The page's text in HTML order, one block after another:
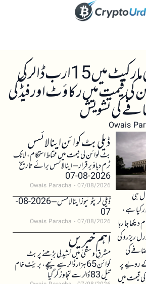
ٹوکینائزڈ ٹریژریز کی مارکیٹ میں 15 ارب ڈالر کی
قیمت میں رکاؤٹ اور فیڈ کی
کی تشویش
Owais
ہی
کیا ہے،
جا رہا
ریزرو کی
کی
رویے پر
قیمت میں
ڈیلی بٹ کوائن اینالائسس
بٹ کوائن کی قیمت میں محتاط استحکام، لانگ
ٹرم دباؤ برقرار – اینالائسس برائے تاریخ
2026-08-07
Owais Paracha 07/08/2026
ڈیلی کرپٹو نیوز اینالائسس – 2026-08-
07
Owais Paracha 07/08/2026
اہم خبریں
مشرقِ وسطیٰ میں کشیدگی بڑھنے پر بٹ
کوائن 65 ہزار ڈالر سے نیچے، برینٹ خام
تیل 83 ڈالر سے تجاوز کر گیا